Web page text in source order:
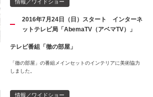
情報／ワイドショー
2016年7月24日（日）スタート インターネ
ットテレビ局「AbemaTV（アベマTV）」
テレビ番組「徹の部屋」
「徹の部屋」の番組メインセットのインテリアに美術協力
しました。
情報／ワイドショー